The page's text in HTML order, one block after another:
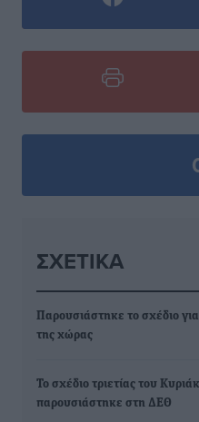
ΣΧΕΤΙΚΆ
Παρουσιάστηκε το σχέδιο
της χώρας
To σχέδιο τριετίας του
παρουσιάστηκε στη ΔΕΘ